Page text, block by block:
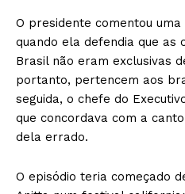
O presidente comentou
quando ela defendia que as
Brasil não eram exclusivas
portanto, pertencem aos
seguida, o chefe do
que concordava com a
dela errado.
O episódio teria começado